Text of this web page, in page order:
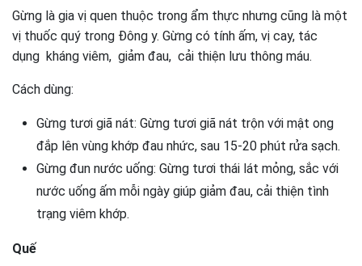
Gừng là gia vị quen thuộc trong ẩm thực nhưng cũng là một
vị thuốc quý trong Đông y. Gừng có tính ấm, vị cay, tác
dụng kháng viêm, giảm đau, cải thiện lưu thông máu.
Cách dùng:
Gừng tươi giã nát: Gừng tươi giã nát trộn với mật ong
đắp lên vùng khớp đau nhức, sau 15-20 phút rửa sạch.
Gừng đun nước uống: Gừng tươi thái lát mỏng, sắc với
nước uống ấm mỗi ngày giúp giảm đau, cải thiện tình
trạng viêm khớp.
Quế